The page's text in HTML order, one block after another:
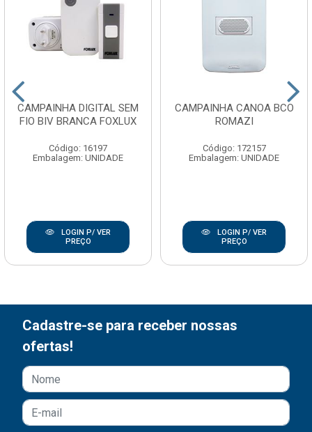
CAMPAINHA DIGITAL SEM
FIO BIV BRANCA FOXLUX
Código: 16197
Embalagem: UNIDADE
LOGIN P/ VER
PREÇO
CAMPAINHA CANOA BCO
ROMAZI
Código: 172157
Embalagem: UNIDADE
LOGIN P/ VER
PREÇO
Cadastre-se para receber nossas
ofertas!